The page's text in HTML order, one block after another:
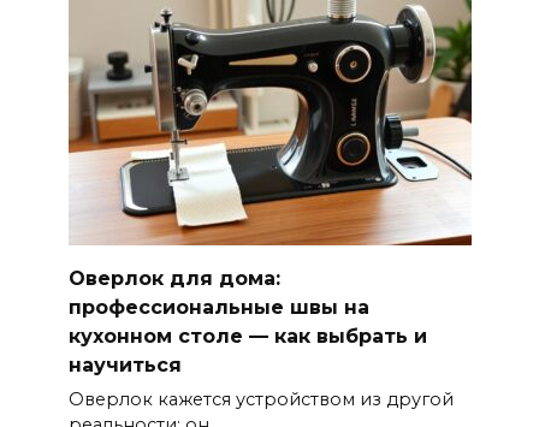
Оверлок для дома:
профессиональные швы на
кухонном столе — как выбрать и
научиться
Оверлок кажется устройством из другой